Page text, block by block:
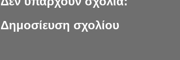
Δημοσίευση σχολίου